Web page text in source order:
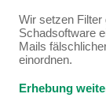
Wir setzen Filter
Schadsoftware
Mails
einordnen.
Erhebung